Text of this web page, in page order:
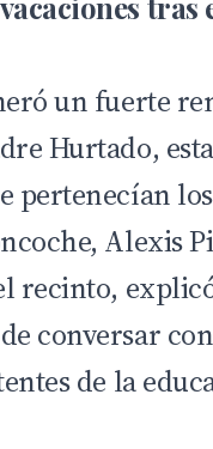
un fuerte
Hurtado,
pertenecían
Alexis
recinto,
conversar
de la